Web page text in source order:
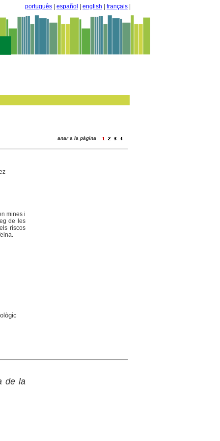
português español english français
anar a la pàgina
mines i
de les
riscos
de la